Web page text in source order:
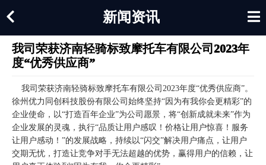
新闻资讯
我司荣获济南轻骑标致摩托车有限公司2023年
度“优秀供应商”
我司荣获济南轻骑标致摩托车有限公司2023年度“优秀供应商”。
徐州优力同创科技股份有限公司始终坚持“因为有我你会更精彩”的
企业使命，以“打造百年企业”为公司愿景，将“创新成就未来”作为
企业发展的灵魂，执行“品质让用户感叹！价格让用户惊喜！服务
让用户感动！”的发展战略，持续以“闪交”解决用户痛点，让用户
交期无忧，打造让竞争对手无法超越的优势，赢得用户的信赖，让